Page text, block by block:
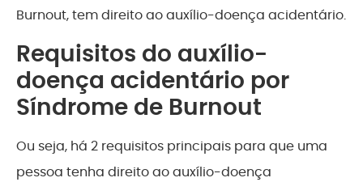
Burnout, tem direito ao auxílio-doença acidentário.
Requisitos do auxílio-
doença acidentário por
Síndrome de Burnout
Ou seja, há 2 requisitos principais para que uma
pessoa tenha direito ao auxílio-doença